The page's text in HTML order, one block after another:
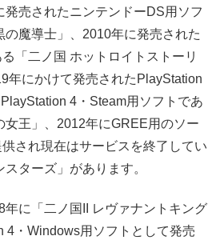
発売されたニンテンドーDS用ソフ
の魔導士」、2010年に発売された
「二ノ国 ホットロイトストーリ
年にかけて発売されたPlayStation
4・Steam用ソフトであ
女王」、2012年にGREE用のソー
され現在はサービスを終了してい
ターズ」があります。
年に「二ノ国II レヴァナントキング
4・Windows用ソフトとして発売